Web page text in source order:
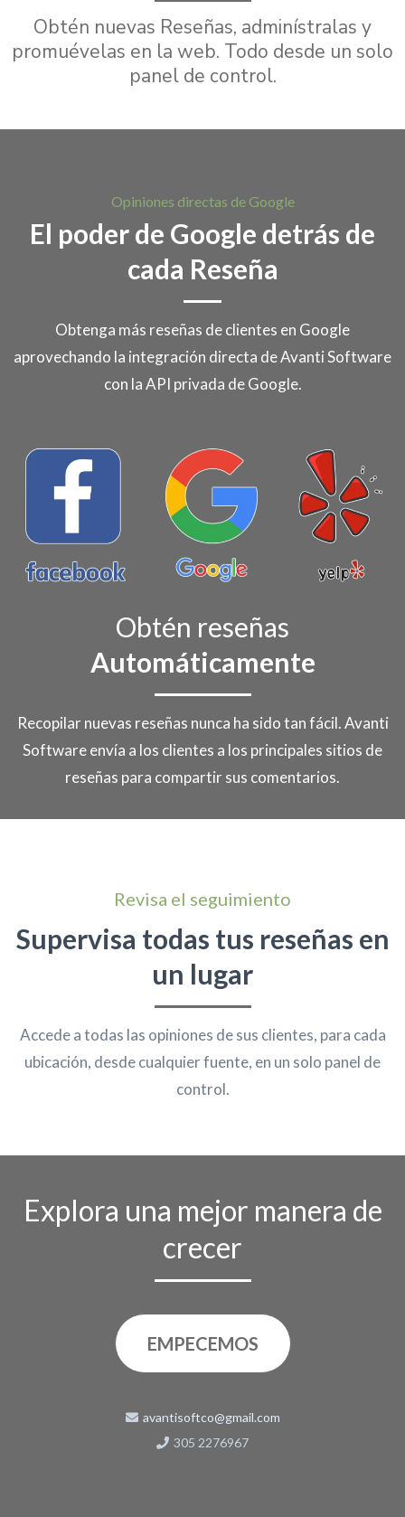
Obtén nuevas Reseñas, adminístralas y
promuévelas en la web. Todo desde un solo
panel de control.
Opiniones directas de Google
El poder de Google detrás de
cada Reseña
Obtenga más reseñas de clientes en Google
aprovechando la integración directa de Avanti Software
con la API privada de Google.
Obtén reseñas
Automáticamente
Recopilar nuevas reseñas nunca ha sido tan fácil. Avanti
Software envía a los clientes a los principales sitios de
reseñas para compartir sus comentarios.
Revisa el seguimiento
Supervisa todas tus reseñas en
un lugar
Accede a todas las opiniones de sus clientes, para cada
ubicación, desde cualquier fuente, en un solo panel de
control.
Explora una mejor manera de
crecer
EMPECEMOS
avantisoftco@gmail.com
305 2276967